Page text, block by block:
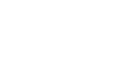
Optik - Team -